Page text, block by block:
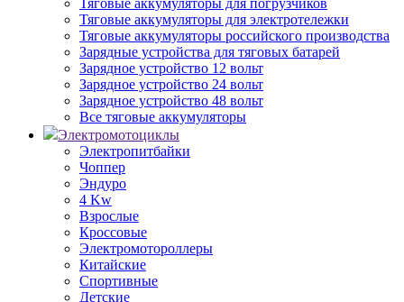
Тяговые аккумуляторы для погрузчиков
Тяговые аккумуляторы для электротележки
Тяговые аккумуляторы российского производства
Зарядные устройства для тяговых батарей
Зарядное устройство 12 вольт
Зарядное устройство 24 вольт
Зарядное устройство 48 вольт
Все тяговые аккумуляторы
Электромотоциклы
Электропитбайки
Чоппер
Эндуро
4 Kw
Взрослые
Кроссовые
Электромотороллеры
Китайские
Спортивные
Детские